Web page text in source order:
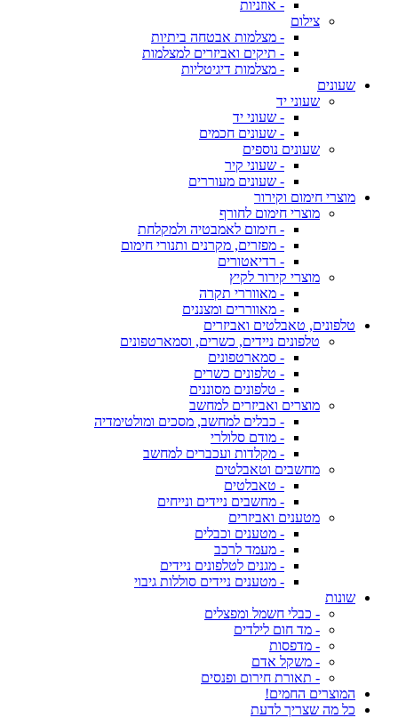
- אוזניות
צילום
- מצלמות אבטחה ביתיות
- תיקים ואביזרים למצלמות
- מצלמות דיגיטליות
שעונים
שעוני יד
- שעוני יד
- שעונים חכמים
שעונים נוספים
- שעוני קיר
- שעונים מעוררים
מוצרי חימום וקירור
מוצרי חימום לחורף
- חימום לאמבטיה ולמקלחת
- מפזרים, מקרנים ותנורי חימום
- רדיאטורים
מוצרי קירור לקיץ
- מאווררי תקרה
- מאווררים ומצננים
טלפונים, טאבלטים ואביזרים
טלפונים ניידים, כשרים, וסמארטפונים
- סמארטפונים
- טלפונים כשרים
- טלפונים מסוננים
מוצרים ואביזרים למחשב
- כבלים למחשב, מסכים ומולטימדיה
- מודם סלולרי
- מקלדות ועכברים למחשב
מחשבים וטאבלטים
- טאבלטים
- מחשבים ניידים ונייחים
מטענים ואביזרים
- מטענים וכבלים
- מעמד לרכב
- מגנים לטלפונים ניידים
- מטענים ניידים סוללות גיבוי
שונות
- כבלי חשמל ומפצלים
- מד חום לילדים
- מדפסות
- משקל אדם
- תאורת חירום ופנסים
המוצרים החמים!
כל מה שצריך לדעת